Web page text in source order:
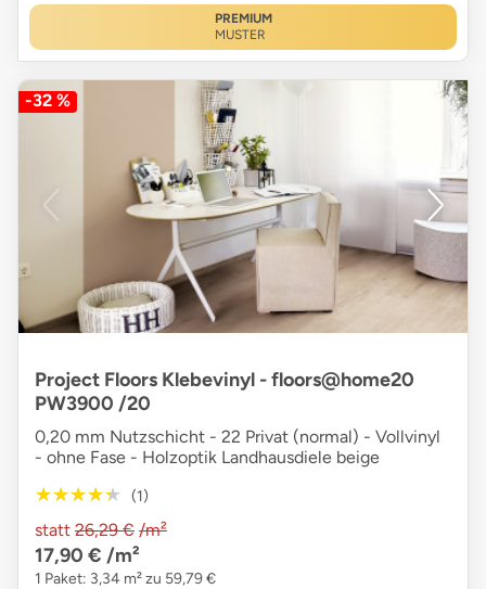
PREMIUM
MUSTER
-32 %
Project Floors Klebevinyl - floors@home20
PW3900 /20
0,20 mm Nutzschicht - 22 Privat (normal) - Vollvinyl
- ohne Fase - Holzoptik Landhausdiele beige
★★★★★
★★★★★ (1)
statt 26,29 € /m²
17,90 € /m²
1 Paket: 3,34 m² zu 59,79 €